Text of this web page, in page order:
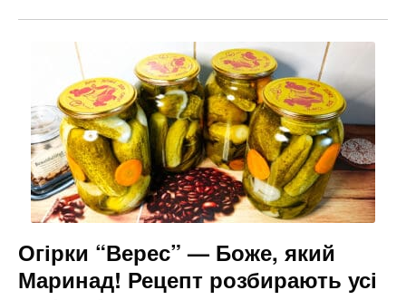
Огірки “Верес” — Боже, який
Маринад! Рецепт розбирають усі